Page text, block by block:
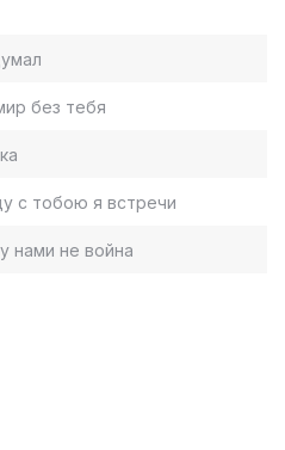
без тебя
с тобою я встречи
нами не война